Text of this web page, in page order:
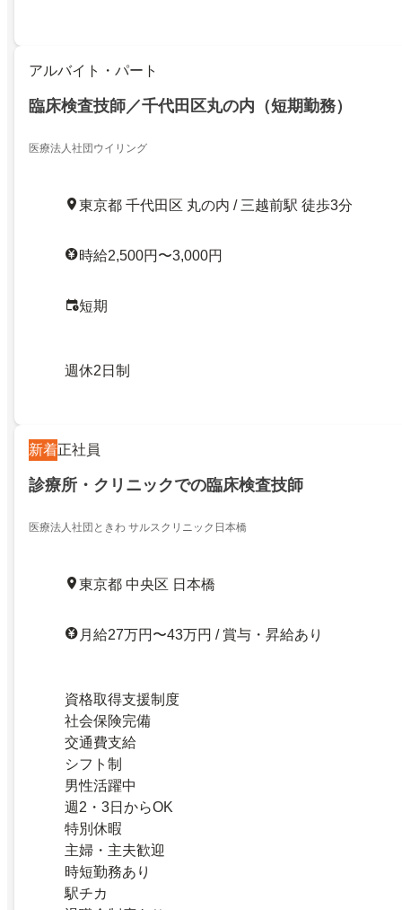
アルバイト・パート
臨床検査技師／千代田区丸の内（短期勤務）
医療法人社団ウイリング
東京都 千代田区 丸の内 / 三越前駅 徒歩3分
時給2,500円〜3,000円
短期
週休2日制
新着正社員
診療所・クリニックでの臨床検査技師
医療法人社団ときわ サルスクリニック日本橋
東京都 中央区 日本橋
月給27万円〜43万円 / 賞与・昇給あり
資格取得支援制度
社会保険完備
交通費支給
シフト制
男性活躍中
週2・3日からOK
特別休暇
主婦・主夫歓迎
時短勤務あり
駅チカ